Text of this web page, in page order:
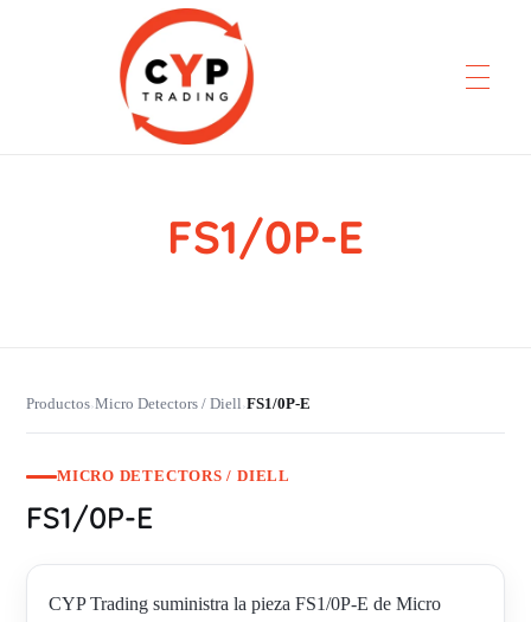
FS1/0P-E
Productos›Micro Detectors / Diell›FS1/0P-E
MICRO DETECTORS / DIELL
FS1/0P-E
CYP Trading suministra la pieza FS1/0P-E de Micro